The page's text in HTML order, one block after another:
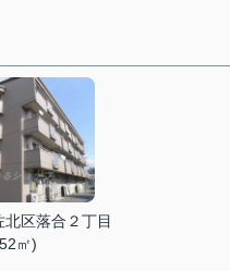
北区落合２丁目
㎡)